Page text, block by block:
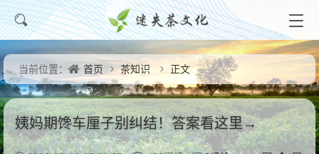
当前位置： 首页 茶知识 正文
姨妈期馋车厘子别纠结！答案看这里→